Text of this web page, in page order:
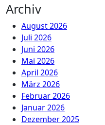
Archiv
August 2026
Juli 2026
Juni 2026
Mai 2026
April 2026
März 2026
Februar 2026
Januar 2026
Dezember 2025